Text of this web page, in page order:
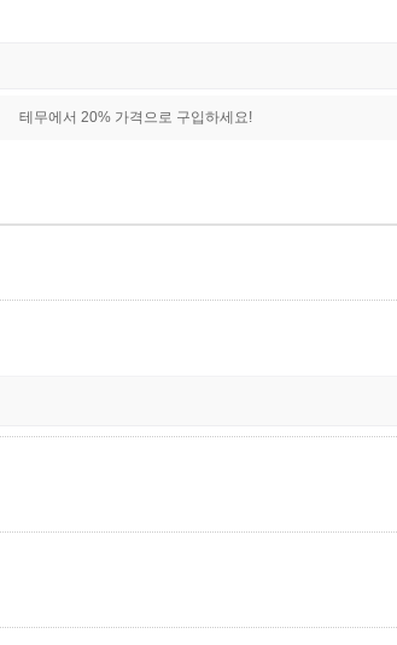
테무에서 20% 가격으로 구입하세요!